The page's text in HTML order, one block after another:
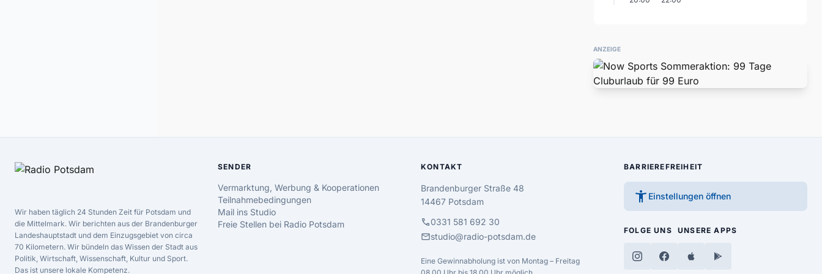
ANZEIGE
Wir haben täglich 24 Stunden Zeit für Potsdam und
die Mittelmark. Wir berichten aus der Brandenburger
Landeshauptstadt und dem Einzugsgebiet von circa
70 Kilometern. Wir bündeln das Wissen der Stadt aus
Politik, Wirtschaft, Wissenschaft, Kultur und Sport.
Das ist unsere lokale Kompetenz.
SENDER
Vermarktung, Werbung & Kooperationen
Teilnahmebedingungen
Mail ins Studio
Freie Stellen bei Radio Potsdam
KONTAKT
Brandenburger Straße 48
14467 Potsdam
call0331 581 692 30
mailstudio@radio-potsdam.de
Eine Gewinnabholung ist von Montag – Freitag
BARRIEREFREIHEIT
accessibility_new Einstellungen öffnen
FOLGE UNS UNSERE APPS